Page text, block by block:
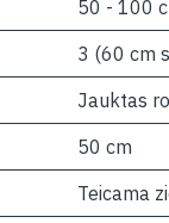
50 - 100
3 (60 cm
Jauktas
50 cm
Teicama